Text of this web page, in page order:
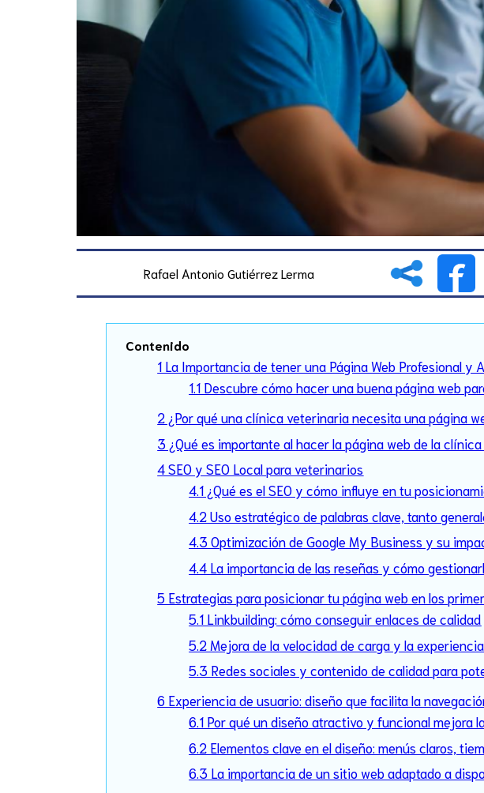
Rafael Antonio Gutiérrez Lerma
Contenido
1 La Importancia de tener una Página Web Profesional
1.1 Descubre cómo hacer una buena página web
2 ¿Por qué una clínica veterinaria necesita una página
3 ¿Qué es importante al hacer la página web de la
4 SEO y SEO Local para veterinarios
4.1 ¿Qué es el SEO y cómo influye en tu
4.2 Uso estratégico de palabras clave, tanto
4.3 Optimización de Google My Business y su
4.4 La importancia de las reseñas y cómo
5 Estrategias para posicionar tu página web en los
5.1 Linkbuilding: cómo conseguir enlaces de calidad
5.2 Mejora de la velocidad de carga y la
5.3 Redes sociales y contenido de calidad para
6 Experiencia de usuario: diseño que facilita la
6.1 Por qué un diseño atractivo y funcional mejora
6.2 Elementos clave en el diseño: menús claros,
6.3 La importancia de un sitio web adaptado a